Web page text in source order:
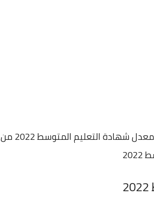
بعد الاطلاع على التصحيح و سلم النقاط يمكنكم حساب معدل شهادة التعليم المتوسط 2022 من